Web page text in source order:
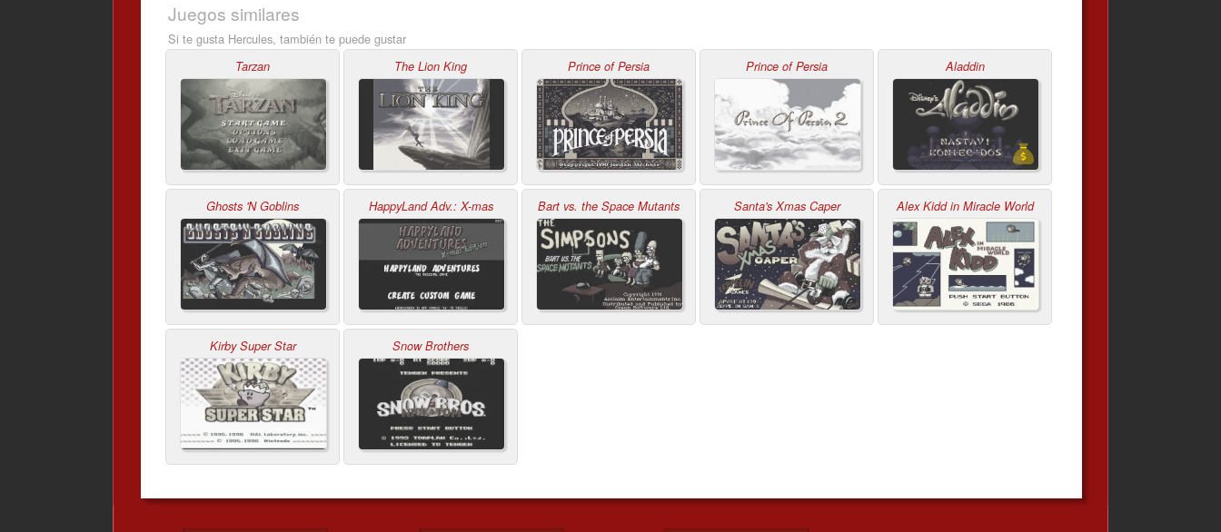
Juegos similares
Si te gusta Hercules, también te puede gustar
Tarzan The Lion King Prince of Persia Prince of Persia Aladdin
Ghosts 'N Goblins HappyLand Adv.: X-mas Bart vs. the Space Mutants Santa's Xmas Caper Alex Kidd in Miracle World
Kirby Super Star Snow Brothers